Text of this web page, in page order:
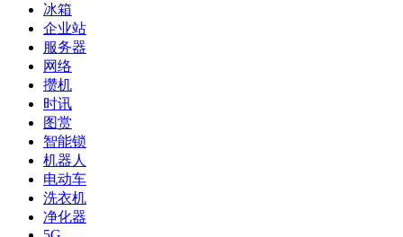
冰箱
企业站
服务器
网络
攒机
时讯
图赏
智能锁
机器人
电动车
洗衣机
净化器